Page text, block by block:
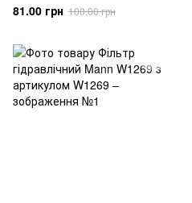
81.00 грн 100.00 грн